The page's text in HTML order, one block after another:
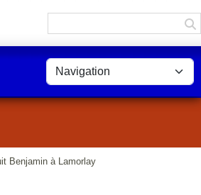
Benjamin à Lamorlay
cookies